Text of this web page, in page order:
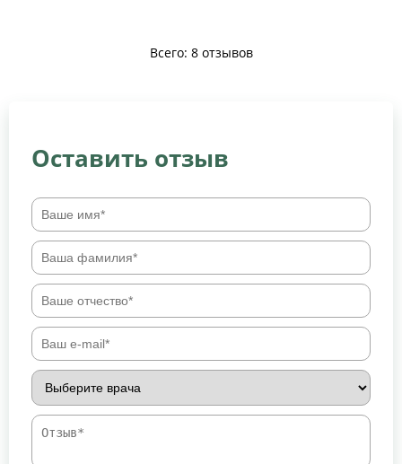
Всего: 8 отзывов
Оставить отзыв